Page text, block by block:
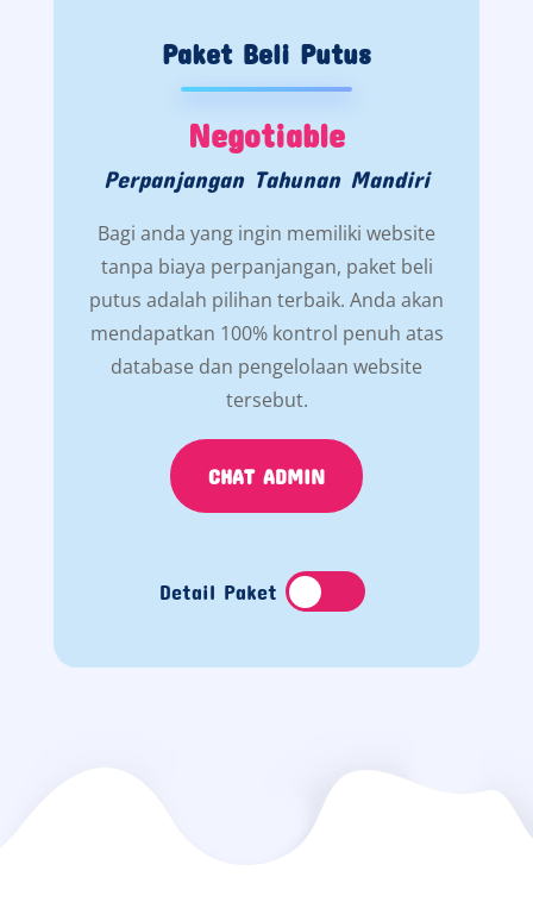
Paket Beli Putus
Negotiable
Perpanjangan Tahunan Mandiri
Bagi anda yang ingin memiliki website
tanpa biaya perpanjangan, paket beli
putus adalah pilihan terbaik. Anda akan
mendapatkan 100% kontrol penuh atas
database dan pengelolaan website
tersebut.
CHAT ADMIN
Detail Paket